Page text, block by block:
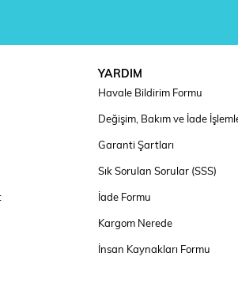
YARDIM
Havale Bildirim Formu
Değişim, Bakım ve İade
Garanti Şartları
Sık Sorulan Sorular (SSS)
İade Formu
Kargom Nerede
İnsan Kaynakları Formu